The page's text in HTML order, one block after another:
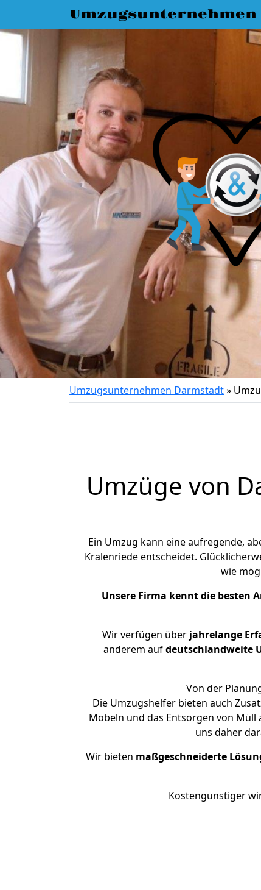
Umzugsunternehmen Darmstadt»
Umzüge von
Ein Umzug kann eine aufregende,
Kralenriede entscheidet.
wie
Unsere Firma kennt die besten
Wir verfügen überjahrelange
anderem aufdeutschlandweite
Von der
Die Umzugshelfer bieten auch
Möbeln und das Entsorgen von
uns daher
Wir bieten maßgeschneiderte
Kostengünstiger